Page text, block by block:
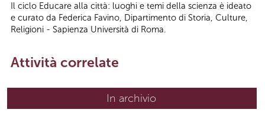
Il ciclo Educare alla città: luoghi e temi della scienza è ideato
e curato da Federica Favino, Dipartimento di Storia, Culture,
Religioni - Sapienza Università di Roma.
Attività correlate
In archivio